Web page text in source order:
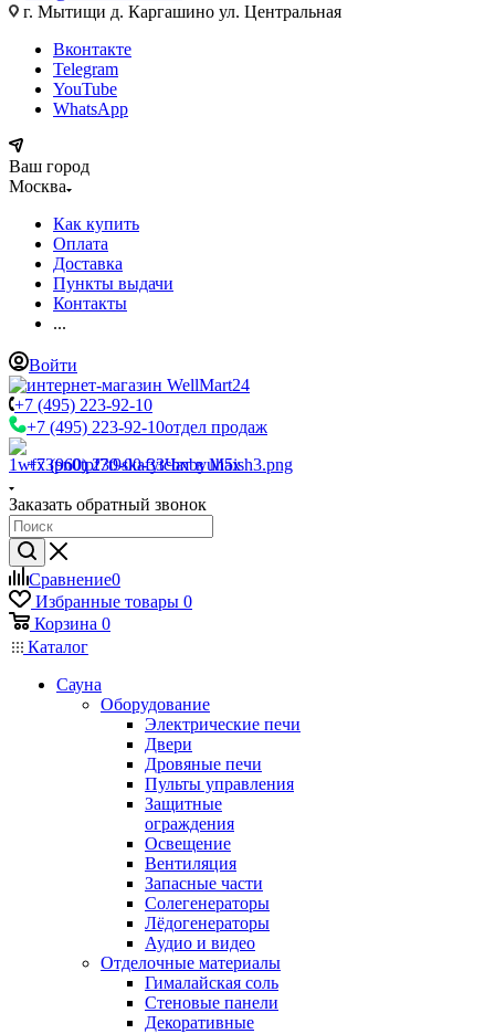
г. Мытищи д. Каргашино ул. Центральная
Вконтакте
Telegram
YouTube
WhatsApp
Ваш город
Москва
Как купить
Оплата
Доставка
Пункты выдачи
Контакты
...
Войти
+7 (495) 223-92-10
+7 (495) 223-92-10отдел продаж
+7 (960) 230-00-33Чат в Max
Заказать обратный звонок
Сравнение0
Избранные товары 0
Корзина 0
Каталог
Сауна
Оборудование
Электрические печи
Двери
Дровяные печи
Пульты управления
Защитные
ограждения
Освещение
Вентиляция
Запасные части
Солегенераторы
Лёдогенераторы
Аудио и видео
Отделочные материалы
Гималайская соль
Стеновые панели
Декоративные